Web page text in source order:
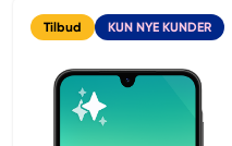
Tilbud KUN NYE KUNDER